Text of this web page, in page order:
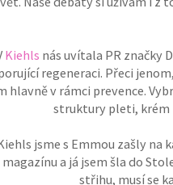
Kiehls nás uvítala PR značky
regeneraci. Přeci
hlavně v rámci prevence.
struktury pleti, krém
jsme s Emmou zašly
a já jsem šla do
střihu, musí se